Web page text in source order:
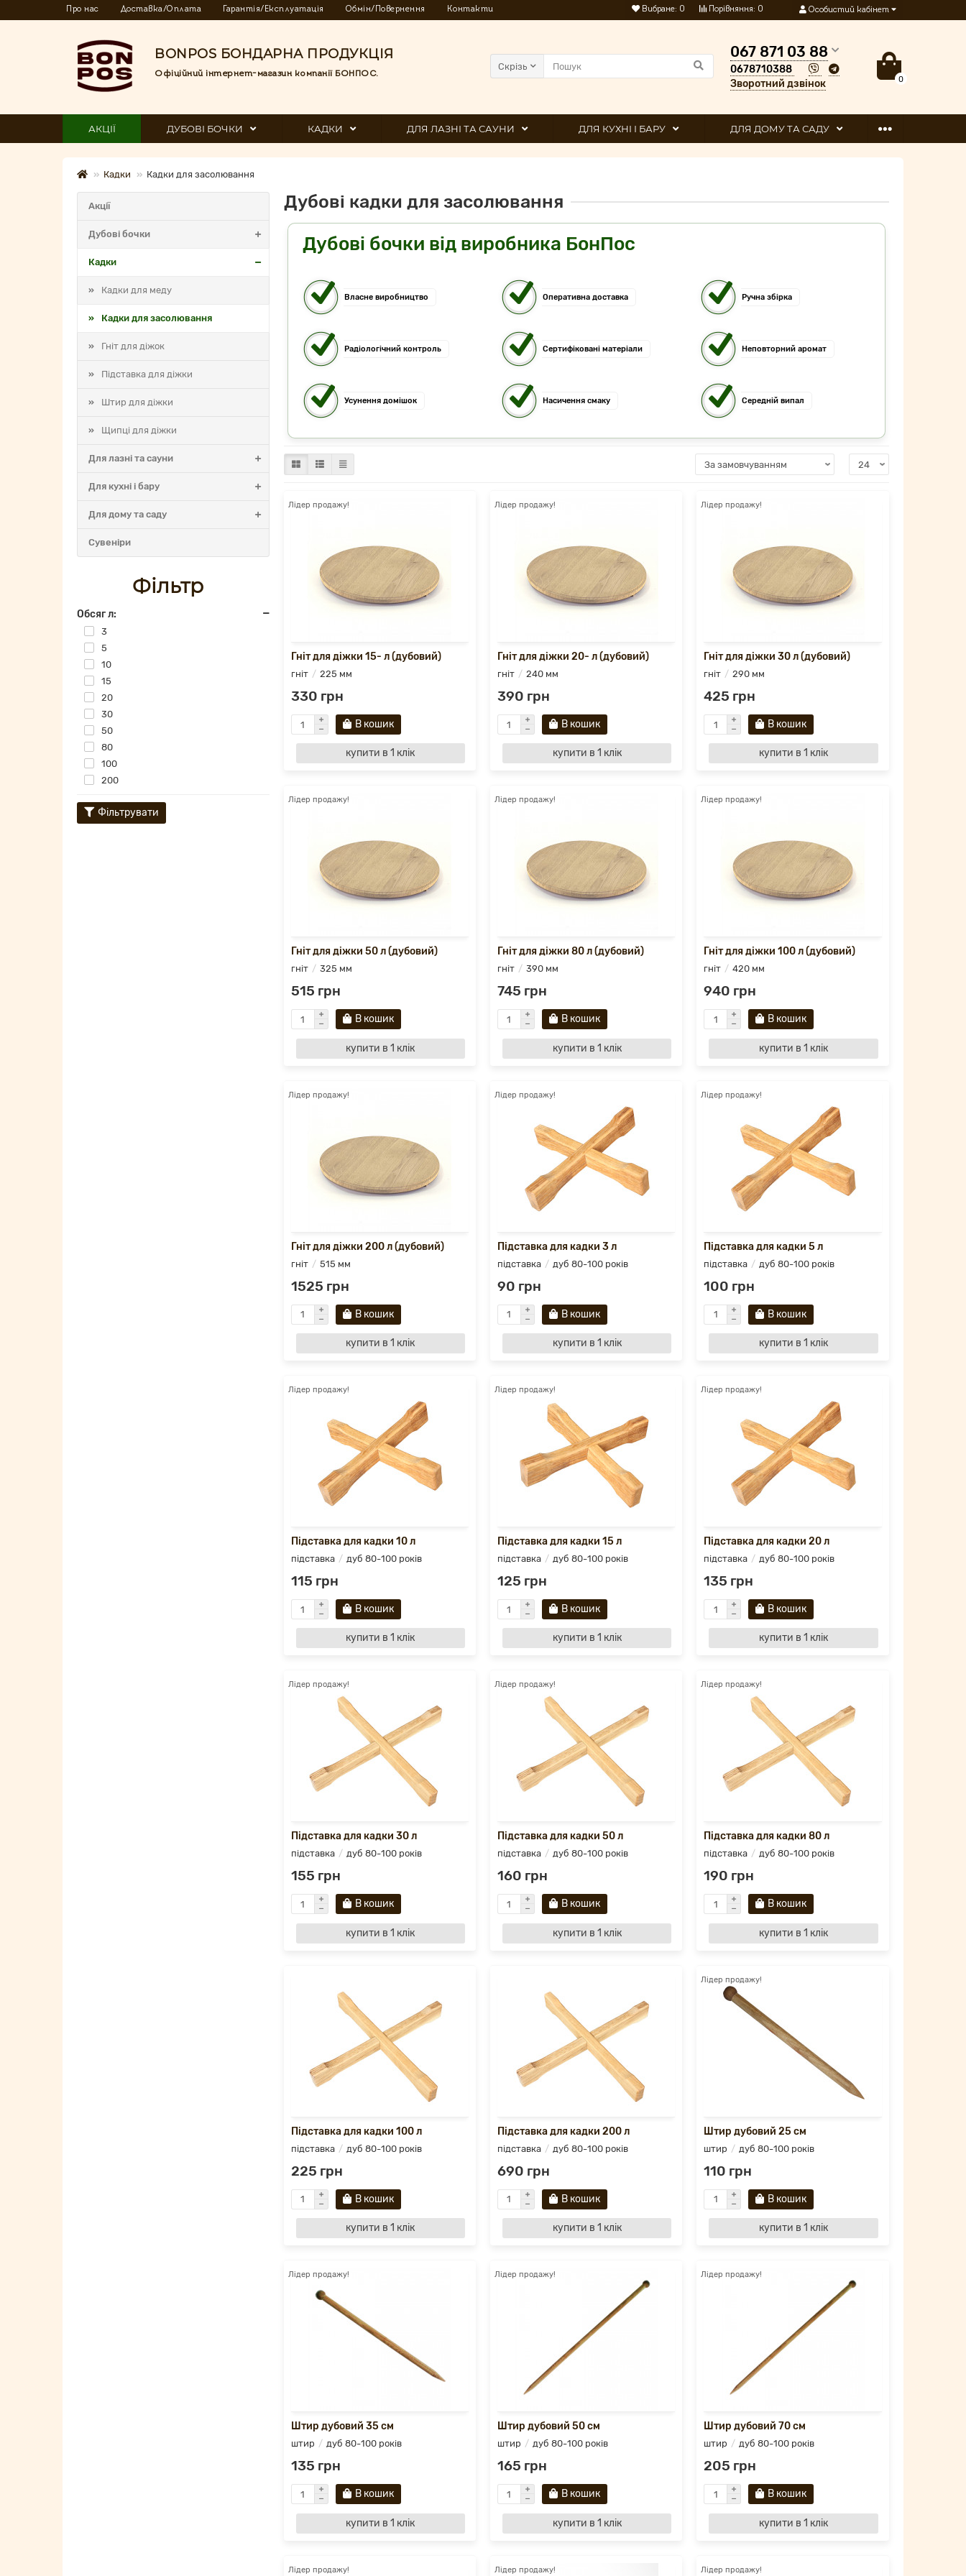
Особистий кабінет
Порівняння: 0
Вибране: 0
Про нас Доставка/Оплата Гарантія/Експлуатація Обмін/Повернення Контакти
BONPOS БОНДАРНА ПРОДУКЦІЯ
Офіційний інтернет-магазин компанії БОНПОС.
067 871 03 88
0678710388
Зворотний дзвінок
0
Скрізь
АКЦІЇ ДУБОВІ БОЧКИ КАДКИ ДЛЯ ЛАЗНІ ТА САУНИ ДЛЯ КУХНІ І БАРУ ДЛЯ ДОМУ ТА САДУ
Кадки Кадки для засолювання
Акції
Дубові бочки
Кадки
Кадки для меду
Кадки для засолювання
Гніт для діжок
Підставка для діжки
Штир для діжки
Щипці для діжки
Для лазні та сауни
Для кухні і бару
Для дому та саду
Cувеніри
Фільтр
Обсяг л:
3
5
10
15
20
30
50
80
100
200
Фільтрувати
Дубові кадки для засолювання
Дубові бочки від виробника БонПос
Власне виробництво Оперативна доставка Ручна збірка
Радіологічний контроль Сертифіковані матеріали Неповторний аромат
Усунення домішок Насичення смаку Середній випал
Лідер продажу!
Гніт для діжки 15- л (дубовий)
гніт 225 мм
330 грн
В кошик
купити в 1 клік
Лідер продажу!
Гніт для діжки 20- л (дубовий)
гніт 240 мм
390 грн
В кошик
купити в 1 клік
Лідер продажу!
Гніт для діжки 30 л (дубовий)
гніт 290 мм
425 грн
В кошик
купити в 1 клік
Лідер продажу!
Гніт для діжки 50 л (дубовий)
гніт 325 мм
515 грн
В кошик
купити в 1 клік
Лідер продажу!
Гніт для діжки 80 л (дубовий)
гніт 390 мм
745 грн
В кошик
купити в 1 клік
Лідер продажу!
Гніт для діжки 100 л (дубовий)
гніт 420 мм
940 грн
В кошик
купити в 1 клік
Лідер продажу!
Гніт для діжки 200 л (дубовий)
гніт 515 мм
1525 грн
В кошик
купити в 1 клік
Лідер продажу!
Підставка для кадки 3 л
підставка дуб 80-100 років
90 грн
В кошик
купити в 1 клік
Лідер продажу!
Підставка для кадки 5 л
підставка дуб 80-100 років
100 грн
В кошик
купити в 1 клік
Лідер продажу!
Підставка для кадки 10 л
підставка дуб 80-100 років
115 грн
В кошик
купити в 1 клік
Лідер продажу!
Підставка для кадки 15 л
підставка дуб 80-100 років
125 грн
В кошик
купити в 1 клік
Лідер продажу!
Підставка для кадки 20 л
підставка дуб 80-100 років
135 грн
В кошик
купити в 1 клік
Лідер продажу!
Підставка для кадки 30 л
підставка дуб 80-100 років
155 грн
В кошик
купити в 1 клік
Лідер продажу!
Підставка для кадки 50 л
підставка дуб 80-100 років
160 грн
В кошик
купити в 1 клік
Лідер продажу!
Підставка для кадки 80 л
підставка дуб 80-100 років
190 грн
В кошик
купити в 1 клік
Підставка для кадки 100 л
підставка дуб 80-100 років
225 грн
В кошик
купити в 1 клік
Підставка для кадки 200 л
підставка дуб 80-100 років
690 грн
В кошик
купити в 1 клік
Лідер продажу!
Штир дубовий 25 см
штир дуб 80-100 років
110 грн
В кошик
купити в 1 клік
Лідер продажу!
Штир дубовий 35 см
штир дуб 80-100 років
135 грн
В кошик
купити в 1 клік
Лідер продажу!
Штир дубовий 50 см
штир дуб 80-100 років
165 грн
В кошик
купити в 1 клік
Лідер продажу!
Штир дубовий 70 см
штир дуб 80-100 років
205 грн
В кошик
купити в 1 клік
Лідер продажу! Лідер продажу! Лідер продажу!